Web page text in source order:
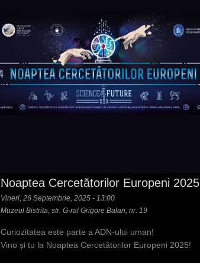
Noaptea Cercetătorilor Europeni 2025
Vineri, 26 Septembrie, 2025 - 13:00
Muzeul Bistrita, str. G-ral Grigore Balan, nr. 19
Curiozitatea este parte a ADN-ului uman!
Vino și tu la Noaptea Cercetătorilor Europeni 2025!